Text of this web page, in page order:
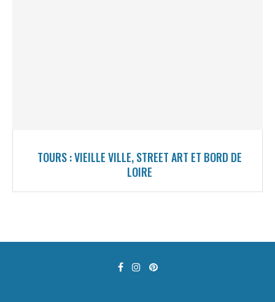
TOURS : VIEILLE VILLE, STREET ART ET BORD DE
LOIRE